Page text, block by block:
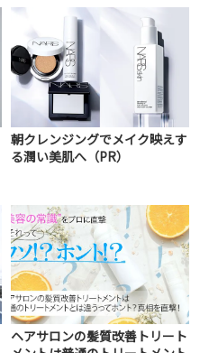
朝クレンジングでメイク映えす
る潤い美肌へ（PR）
ヘアサロンの髪質改善トリート